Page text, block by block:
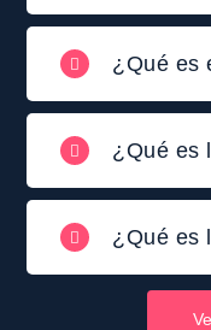
¿Qué es
¿Qué es
¿Qué es